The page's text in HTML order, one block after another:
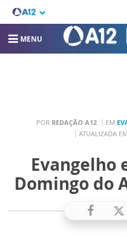
MENU
POR REDAÇÃO A12 EM
ATUALIZADA
Evangelho
Domingo do